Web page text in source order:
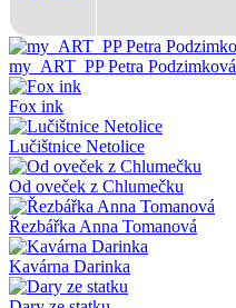
my_ART_PP Petra Podzimková
Fox ink
Lučištnice Netolice
Od oveček z Chlumečku
Řezbářka Anna Tomanová
Kavárna Darinka